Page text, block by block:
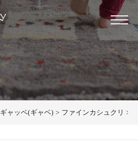
ギャッベ(ギャベ) ファインカシュクリ